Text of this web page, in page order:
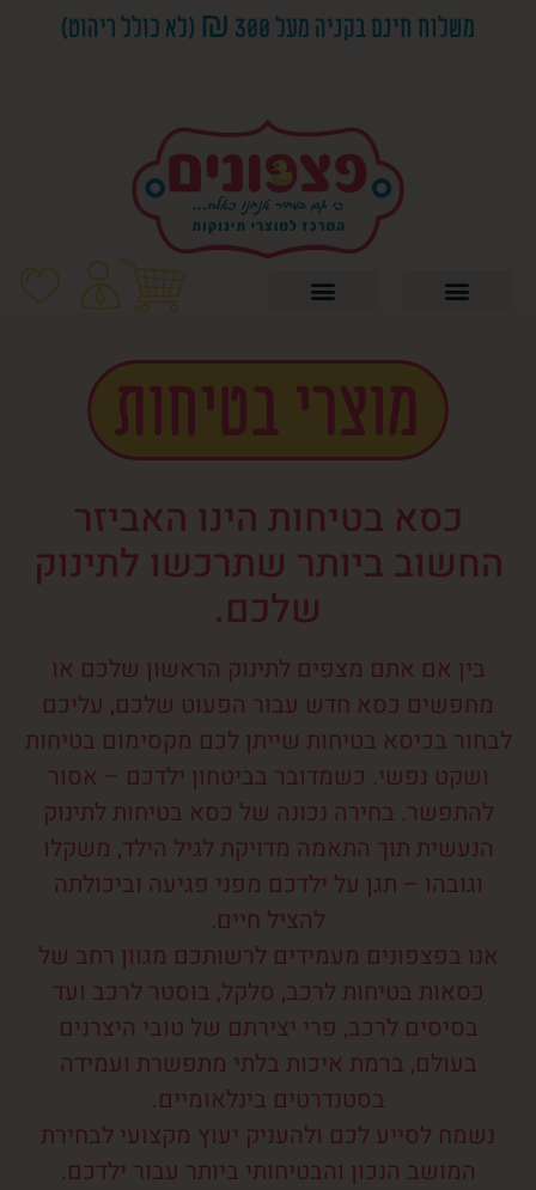
משלוח חינם בקניה מעל 300 ₪ (לא כולל ריהוט)
מוצרי בטיחות
כסא בטיחות הינו האביזר
החשוב ביותר שתרכשו לתינוק
שלכם.
בין אם אתם מצפים לתינוק הראשון שלכם או
מחפשים כסא חדש עבור הפעוט שלכם, עליכם
לבחור בכיסא בטיחות שייתן לכם מקסימום בטיחות
ושקט נפשי. כשמדובר בביטחון ילדכם – אסור
להתפשר. בחירה נכונה של כסא בטיחות לתינוק
הנעשית תוך התאמה מדויקת לגיל הילד, משקלו
וגובהו – תגן על ילדכם מפני פגיעה וביכולתה
להציל חיים.
אנו בפצפונים מעמידים לרשותכם מגוון רחב של
כסאות בטיחות לרכב, סלקל, בוסטר לרכב ועד
בסיסים לרכב, פרי יצירתם של טובי היצרנים
בעולם, ברמת איכות בלתי מתפשרת ועמידה
בסטנדרטים בינלאומיים.
נשמח לסייע לכם ולהעניק יעוץ מקצועי לבחירת
המושב הנכון והבטיחותי ביותר עבור ילדכם.